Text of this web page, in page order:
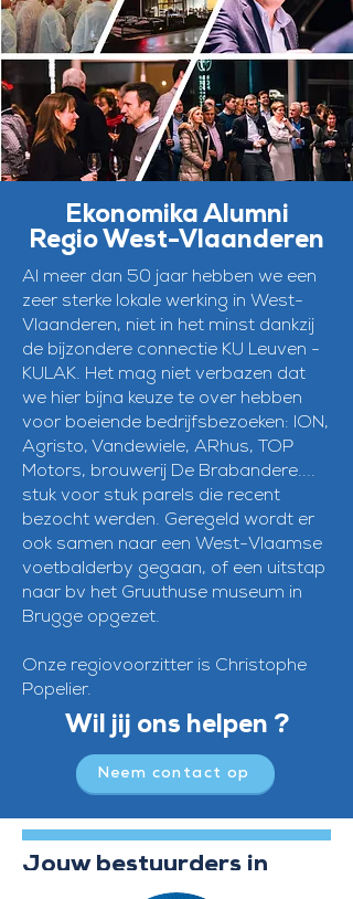
Ekonomika Alumni
Regio West-Vlaanderen
Al meer dan 50 jaar hebben we een
zeer sterke lokale werking in West-
Vlaanderen, niet in het minst dankzij
de bijzondere connectie KU Leuven -
KULAK. Het mag niet verbazen dat
we hier bijna keuze te over hebben
voor boeiende bedrijfsbezoeken: ION,
Agristo, Vandewiele, ARhus, TOP
Motors, brouwerij De Brabandere....
stuk voor stuk parels die recent
bezocht werden. Geregeld wordt er
ook samen naar een West-Vlaamse
voetbalderby gegaan, of een uitstap
naar bv het Gruuthuse museum in
Brugge opgezet.
Onze regiovoorzitter is Christophe
Popelier.
Wil jij ons helpen ?
Neem contact op
Jouw bestuurders in
regio West-Vlaanderen